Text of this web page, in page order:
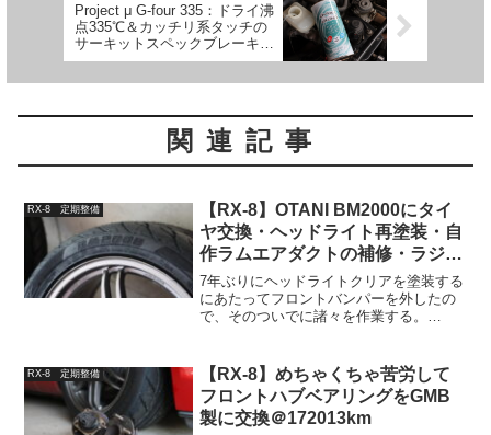
Project μ G-four 335：ドライ沸
点335℃＆カッチリ系タッチの
サーキットスペックブレーキフ
ルード【レビュー】
関連記事
RX-8 定期整備
【RX-8】OTANI BM2000にタイ
ヤ交換・ヘッドライト再塗装・自
作ラムエアダクトの補修・ラジエ
ーターの隙間埋め・HID屋のLED
バルブに交換＠177041km
7年ぶりにヘッドライトクリアを塗装する
にあたってフロントバンパーを外したの
で、そのついでに諸々を作業する。
してOTANI BM2000をチョイス。馴染の
車...
RX-8 定期整備
【RX-8】めちゃくちゃ苦労して
フロントハブベアリングをGMB
製に交換＠172013km